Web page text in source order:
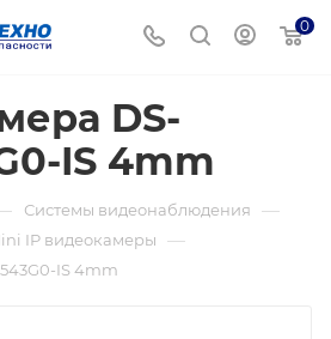
0
DS-
IS 4mm
Системы видеонаблюдения —
IP видеокамеры —
IS 4mm